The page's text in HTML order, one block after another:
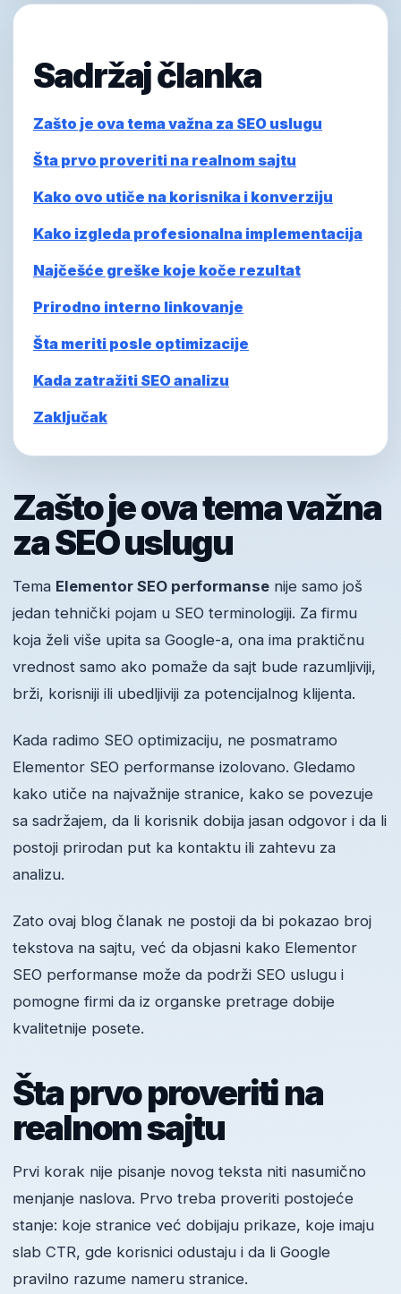
Sadržaj članka
Zašto je ova tema važna za SEO uslugu
Šta prvo proveriti na realnom sajtu
Kako ovo utiče na korisnika i konverziju
Kako izgleda profesionalna implementacija
Najčešće greške koje koče rezultat
Prirodno interno linkovanje
Šta meriti posle optimizacije
Kada zatražiti SEO analizu
Zaključak
Zašto je ova tema važna
za SEO uslugu
Tema Elementor SEO performanse nije samo još
jedan tehnički pojam u SEO terminologiji. Za firmu
koja želi više upita sa Google-a, ona ima praktičnu
vrednost samo ako pomaže da sajt bude razumljiviji,
brži, korisniji ili ubedljiviji za potencijalnog klijenta.
Kada radimo SEO optimizaciju, ne posmatramo
Elementor SEO performanse izolovano. Gledamo
kako utiče na najvažnije stranice, kako se povezuje
sa sadržajem, da li korisnik dobija jasan odgovor i da li
postoji prirodan put ka kontaktu ili zahtevu za
analizu.
Zato ovaj blog članak ne postoji da bi pokazao broj
tekstova na sajtu, već da objasni kako Elementor
SEO performanse može da podrži SEO uslugu i
pomogne firmi da iz organske pretrage dobije
kvalitetnije posete.
Šta prvo proveriti na
realnom sajtu
Prvi korak nije pisanje novog teksta niti nasumično
menjanje naslova. Prvo treba proveriti postojeće
stanje: koje stranice već dobijaju prikaze, koje imaju
slab CTR, gde korisnici odustaju i da li Google
pravilno razume nameru stranice.